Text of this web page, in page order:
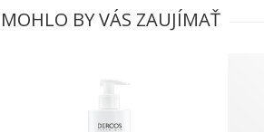
MOHLO BY VÁS ZAUJÍMAŤ